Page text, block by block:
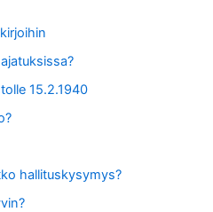
15.2.1940
hallituskysymys?